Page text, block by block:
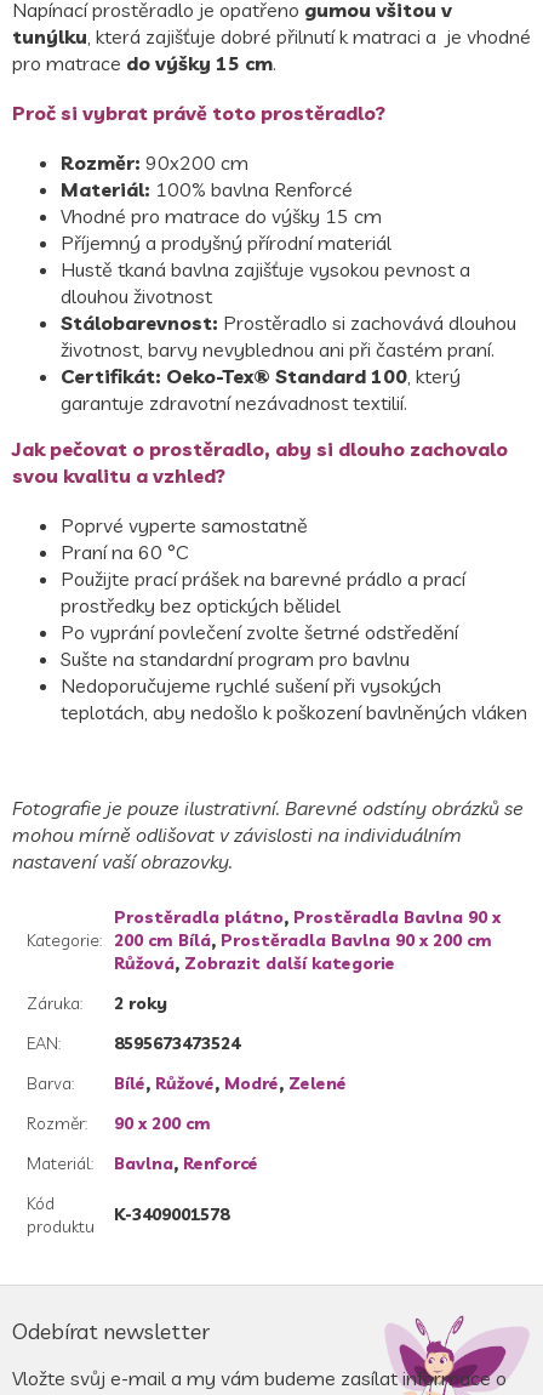
Napínací prostěradlo je opatřeno gumou všitou v
tunýlku, která zajišťuje dobré přilnutí k matraci a je vhodné
pro matrace do výšky 15 cm.
Proč si vybrat právě toto prostěradlo?
Rozměr: 90x200 cm
Materiál: 100% bavlna Renforcé
Vhodné pro matrace do výšky 15 cm
Příjemný a prodyšný přírodní materiál
Hustě tkaná bavlna zajišťuje vysokou pevnost a
dlouhou životnost
Stálobarevnost: Prostěradlo si zachovává dlouhou
životnost, barvy nevyblednou ani při častém praní.
Certifikát: Oeko-Tex® Standard 100, který
garantuje zdravotní nezávadnost textilií.
Jak pečovat o prostěradlo, aby si dlouho zachovalo
svou kvalitu a vzhled?
Poprvé vyperte samostatně
Praní na 60 °C
Použijte prací prášek na barevné prádlo a prací
prostředky bez optických bělidel
Po vyprání povlečení zvolte šetrné odstředění
Sušte na standardní program pro bavlnu
Nedoporučujeme rychlé sušení při vysokých
teplotách, aby nedošlo k poškození bavlněných vláken
Fotografie je pouze ilustrativní. Barevné odstíny obrázků se
mohou mírně odlišovat v závislosti na individuálním
nastavení vaší obrazovky.
Kategorie:
Prostěradla plátno, Prostěradla Bavlna 90 x
200 cm Bílá, Prostěradla Bavlna 90 x 200 cm
Růžová, Zobrazit další kategorie
Záruka:
2 roky
EAN:
8595673473524
Barva: Bílé, Růžové, Modré, Zelené
Rozměr:
90 x 200 cm
Materiál: Bavlna, Renforcé
Kód
produktu
K-3409001578
á
a
Odebírat newsletter
Vložte svůj e-mail a my vám budeme zasílat informace o